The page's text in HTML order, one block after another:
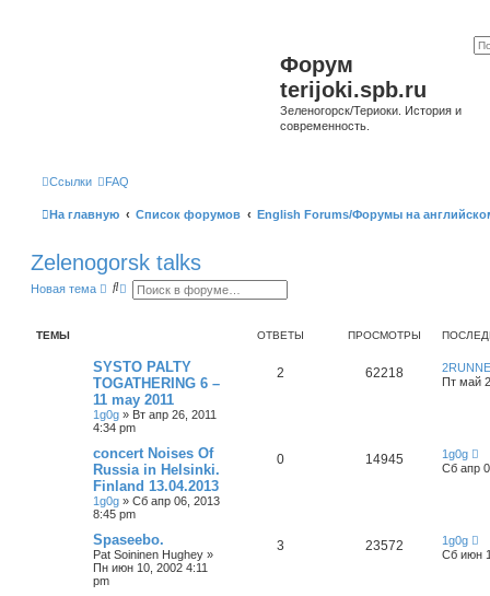
Форум
terijoki.spb.ru
Зеленогорск/Териоки. История и
современность.
Ссылки FAQ
На главную Список форумов English Forums/Форумы на
Zelenogorsk talks
Новая тема
П Р
е
н
н
ы
й
п
и
с
к
ТЕМЫ ОТВЕТЫ ПРОСМОТРЫ
SYSTO PALTY
TOGATHERING 6 –
11 may 2011
1g0g » Вт апр 26, 2011
4:34 pm
2 62218
Пт май
concert Noises Of
Russia in Helsinki.
Finland 13.04.2013
1g0g » Сб апр 06, 2013
8:45 pm
0 14945
1g0g
Сб апр
Spaseebo.
Pat Soininen Hughey »
Пн июн 10, 2002 4:11
pm
3 23572
1g0g
Сб июн